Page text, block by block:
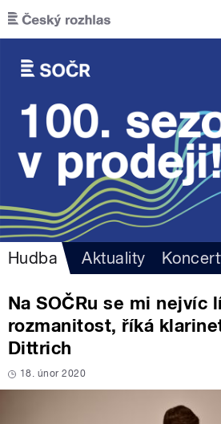
Přejít k hlavnímu obsahu
Hudba Aktuality
Na SOČRu se mi nejvíc
rozmanitost, říká
Dittrich
18. únor 2020